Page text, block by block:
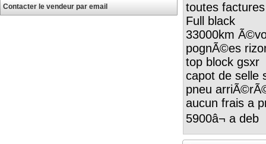
Contacter le vendeur par email
toutes
Full black
33000km
pognÃ©es
top block gsxr
capot de selle
pneu
aucun frais a
5900â¬ a deb